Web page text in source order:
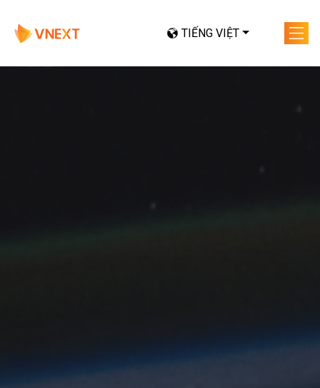
TIẾNG VIỆT